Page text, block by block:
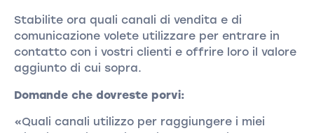
Stabilite ora quali canali di vendita e di
comunicazione volete utilizzare per entrare in
contatto con i vostri clienti e offrire loro il valore
aggiunto di cui sopra.
Domande che dovreste porvi:
«Quali canali utilizzo per raggiungere i miei